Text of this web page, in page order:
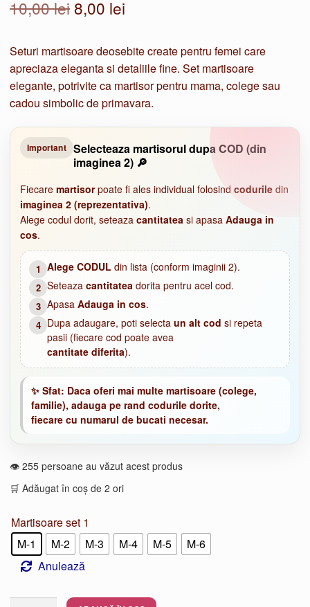
10,00leiPrețul
a
fost:
10,00 lei.
8,00 lei
este:
8,00 lei.
Seturi martisoare deosebite create pentru femei care
apreciaza eleganta si detaliile fine. Set martisoare
elegante, potrivite ca martisor pentru mama, colege sau
cadou simbolic de primavara.
Important Selecteaza martisorul dupa COD (din
imaginea 2) 🔎
Fiecare martisorpoate fi ales individual folosind codurile din
imaginea 2 (reprezentativa).
Alege codul dorit, seteaza cantitatea si apasa Adauga in
cos.
1 Alege CODUL din lista (conform imaginii 2).
2 Seteaza cantitatea dorita pentru acel cod.
3 Apasa Adauga in cos.
4 Dupa adaugare, poti selecta un alt cod si repeta
pasii (fiecare cod poate avea
cantitate diferita).
✨ Sfat: Daca oferi mai multe martisoare (colege,
familie), adauga pe rand codurile dorite,
fiecare cu numarul de bucati necesar.
👁️ 255 persoane au văzut acest produs
🛒 Adăugat în coș de 2 ori
Martisoare set 1
M-1
M-2 M-3 M-4 M-5
M-6
Anulează